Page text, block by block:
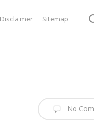
Disclaimer Sitemap
No